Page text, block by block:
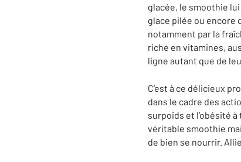
glacée, le smoothie
glace pilée ou encore
notamment par la
riche en vitamines,
ligne autant que de
C’est à ce délicieux
dans le cadre des
surpoids et l’obésité
véritable smoothie
de bien se nourrir.